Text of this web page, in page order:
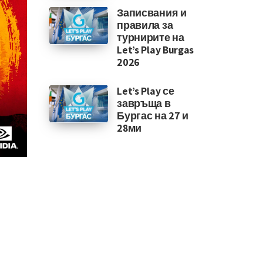
Записвания и
правила за
турнирите на
Let’s Play Burgas
2026
Let’s Play се
завръща в
Бургас на 27 и
28ми